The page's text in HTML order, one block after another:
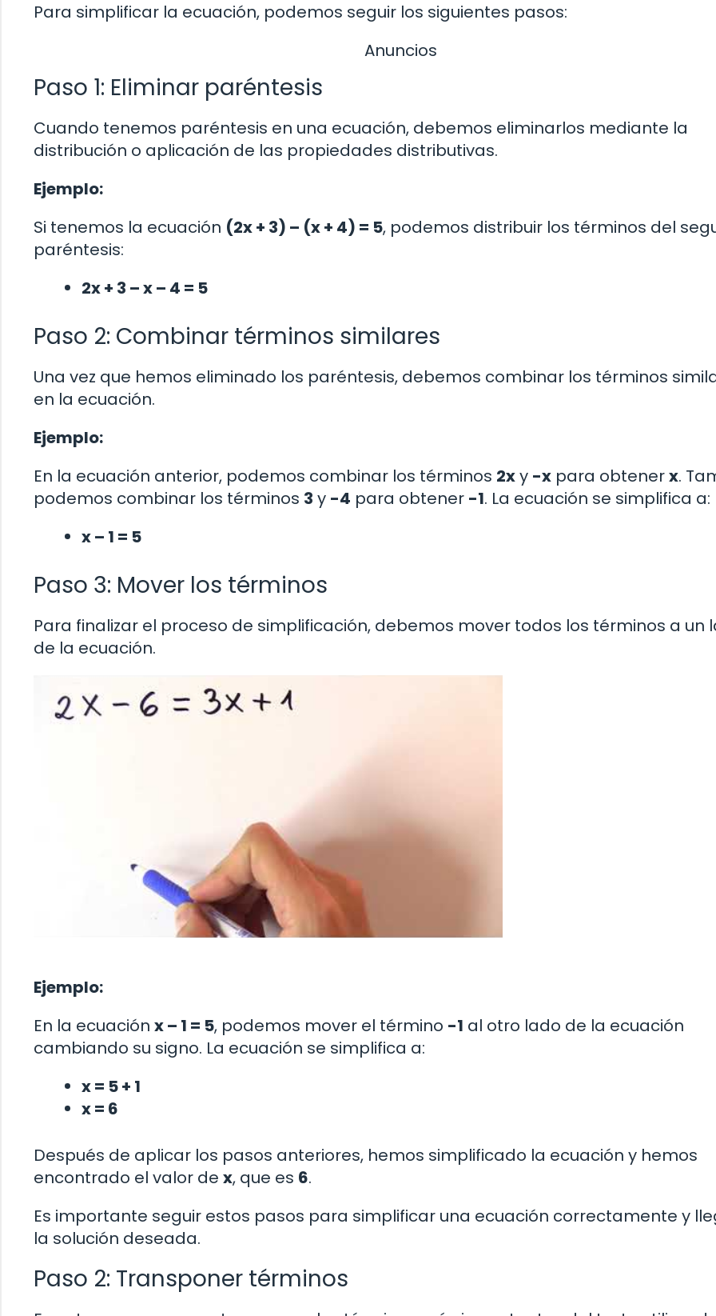
Para simplificar la ecuación, podemos seguir los siguientes pasos:
Anuncios
Paso 1: Eliminar paréntesis
Cuando tenemos paréntesis en una ecuación, debemos eliminarlos mediante la
distribución o aplicación de las propiedades distributivas.
Ejemplo:
Si tenemos la ecuación (2x + 3) – (x + 4) = 5, podemos distribuir los términos del
paréntesis:
2x + 3 – x – 4 = 5
Paso 2: Combinar términos similares
Una vez que hemos eliminado los paréntesis, debemos combinar los términos
en la ecuación.
Ejemplo:
En la ecuación anterior, podemos combinar los términos 2xy -x para obtenerx.
podemos combinar los términos 3 y -4 para obtener -1. La ecuación se simplifica a:
x – 1 = 5
Paso 3: Mover los términos
Para finalizar el proceso de simplificación, debemos mover todos los términos a un
de la ecuación.
Ejemplo:
En la ecuación x – 1 = 5, podemos mover el término -1 al otro lado de la ecuación
cambiando su signo. La ecuación se simplifica a:
x = 5 + 1
x = 6
Después de aplicar los pasos anteriores, hemos simplificado la ecuación y hemos
encontrado el valor de x, que es 6.
Es importante seguir estos pasos para simplificar una ecuación correctamente y
la solución deseada.
Paso 2: Transponer términos